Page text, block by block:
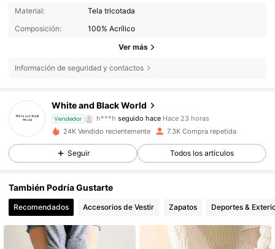
Material:
Tela tricotada
Composición:
100% Acrílico
Ver más
Información de seguridad y contactos
White and Black World
Vendedor h***h seguido hace Hace 23 horas
24K Vendido recientemente 7.3K Compra repetida
Seguir Todos los artículos
También Podría Gustarte
Recomendados Accesorios de Vestir Zapatos Deportes &